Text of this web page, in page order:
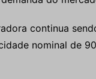
continua
nominal de